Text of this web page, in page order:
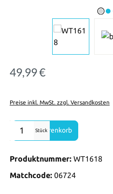
Regulärer Preis:
49,99 €
Preise inkl. MwSt. zzgl. Versandkosten
Produkt Anzahl: Gib den
Stück
In den Warenkorb
Produktnummer: WT1618
Matchcode: 06724